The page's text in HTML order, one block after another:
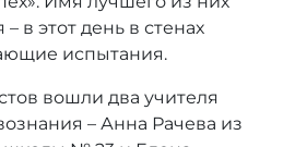
в этот день в стенах
испытания.
вошли два учителя
– Анна Рачева из